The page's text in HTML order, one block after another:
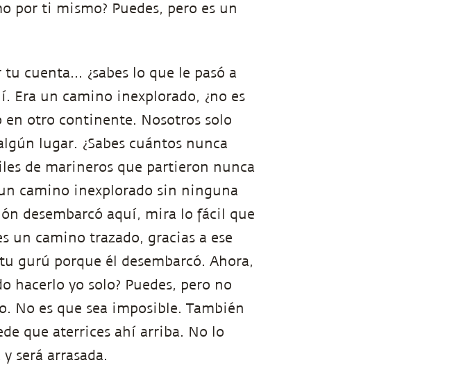
por ti mismo? Puedes, pero es un
cuenta... ¿sabes lo que le pasó a
Era un camino inexplorado, ¿no es
en otro continente. Nosotros solo
lugar. ¿Sabes cuántos nunca
de marineros que partieron nunca
camino inexplorado sin ninguna
desembarcó aquí, mira lo fácil que
un camino trazado, gracias a ese
gurú porque él desembarcó. Ahora,
hacerlo yo solo? Puedes, pero no
No es que sea imposible. También
que aterrices ahí arriba. No lo
será arrasada.